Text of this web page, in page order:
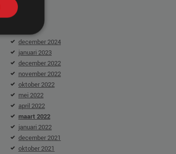
december 2024
januari 2023
december 2022
november 2022
oktober 2022
mei 2022
april 2022
maart 2022
januari 2022
december 2021
oktober 2021